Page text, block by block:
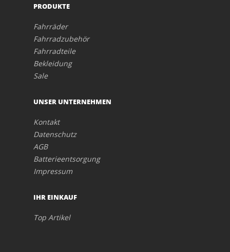
PRODUKTE
Fahrräder
Fahrradzubehör
Fahrradteile
Bekleidung
Sale
UNSER UNTERNEHMEN
Kontakt
Datenschutz
AGB
Batterieentsorgung
Impressum
IHR EINKAUF
Top Artikel